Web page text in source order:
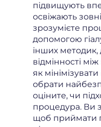
підвищують
освіжають
зрозумієте
допомогою
інших методик,
відмінності
як
обрати
оціните, чи
процедура. Ви
щоб приймати